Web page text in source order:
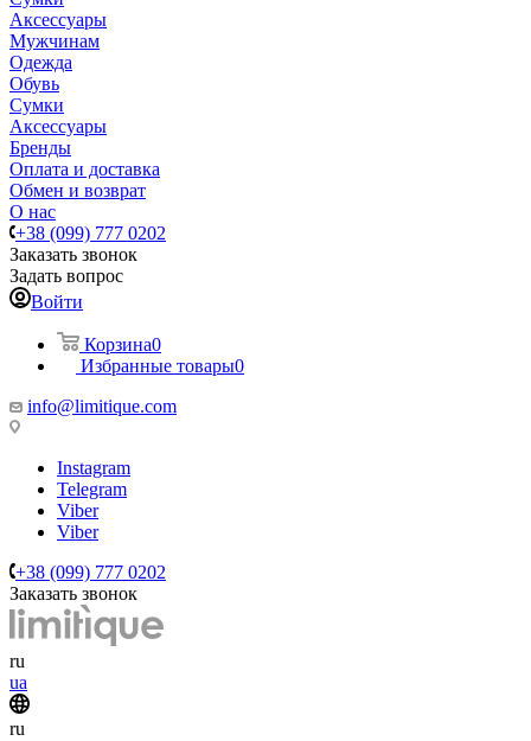
Аксессуары
Мужчинам
Одежда
Обувь
Сумки
Аксессуары
Бренды
Оплата и доставка
Обмен и возврат
О нас
+38 (099) 777 0202
Заказать звонок
Задать вопрос
Войти
Корзина0
Избранные товары0
info@limitique.com
Instagram
Telegram
Viber
Viber
+38 (099) 777 0202
Заказать звонок
ru
ua
ru